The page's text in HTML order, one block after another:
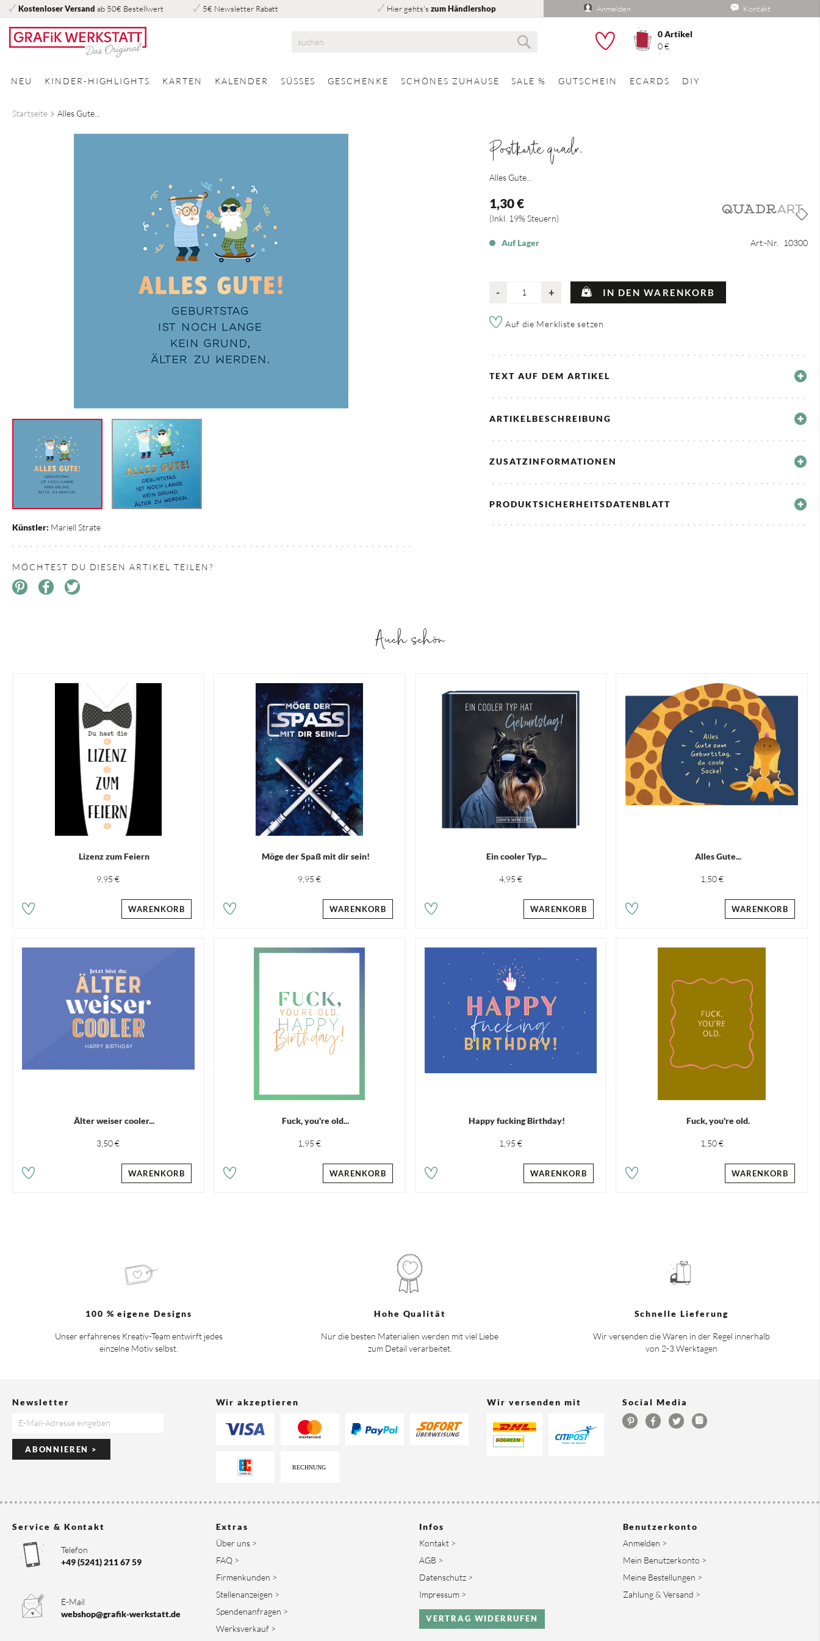
Kostenloser Versand ab 50€ Bestellwert 5€ Newsletter Rabatt Hier gehts's zum Händlershop Anmelden Kontakt
Direkt
zum
0Artikel
0 €
NEU KINDER-HIGHLIGHTS KARTEN KALENDER SÜSSES GESCHENKE SCHÖNES ZUHAUSE SALE % GUTSCHEIN ECARDS DIY
Startseite Alles Gute...
Postkarte quadr.
Alles Gute...
1,30 €
Inkl. 19% Steuern
Auf Lager Art.-Nr. 10300
- + IN DEN WARENKORB
Auf die Merkliste setzen
TEXT AUF DEM ARTIKEL
ARTIKELBESCHREIBUNG
ZUSATZINFORMATIONEN
PRODUKTSICHERHEITSDATENBLATT
Künstler: Mariell Strate
MÖCHTEST DU DIESEN ARTIKEL TEILEN?
Auch schön
Lizenz zum Feiern
9,95 €
WARENKORB
Möge der Spaß mit dir sein!
9,95 €
WARENKORB
Ein cooler Typ...
4,95 €
WARENKORB
Alles Gute...
1,50 €
WARENKORB
Älter weiser cooler...
3,50 €
WARENKORB
Fuck, you're old...
1,95 €
WARENKORB
Happy fucking Birthday!
1,95 €
WARENKORB
Fuck, you're old.
1,50 €
WARENKORB
100 % eigene Designs
Unser erfahrenes Kreativ-Team entwirft jedes
einzelne Motiv selbst.
Hohe Qualität
Nur die besten Materialien werden mit viel Liebe
zum Detail verarbeitet.
Schnelle Lieferung
Wir versenden die Waren in der Regel innerhalb
von 2-3 Werktagen
Newsletter
ABONNIEREN >
Wir akzeptieren Wir versenden mit Social Media
Service & Kontakt
Telefon
+49 (5241) 211 67 59
E-Mail
webshop@grafik-werkstatt.de
Extras
Über uns >
FAQ >
Firmenkunden >
Stellenanzeigen >
Spendenanfragen >
Werksverkauf >
Infos
Kontakt >
AGB >
Datenschutz >
Impressum >
VERTRAG WIDERRUFEN
Benutzerkonto
Anmelden >
Mein Benutzerkonto >
Meine Bestellungen >
Zahlung & Versand >